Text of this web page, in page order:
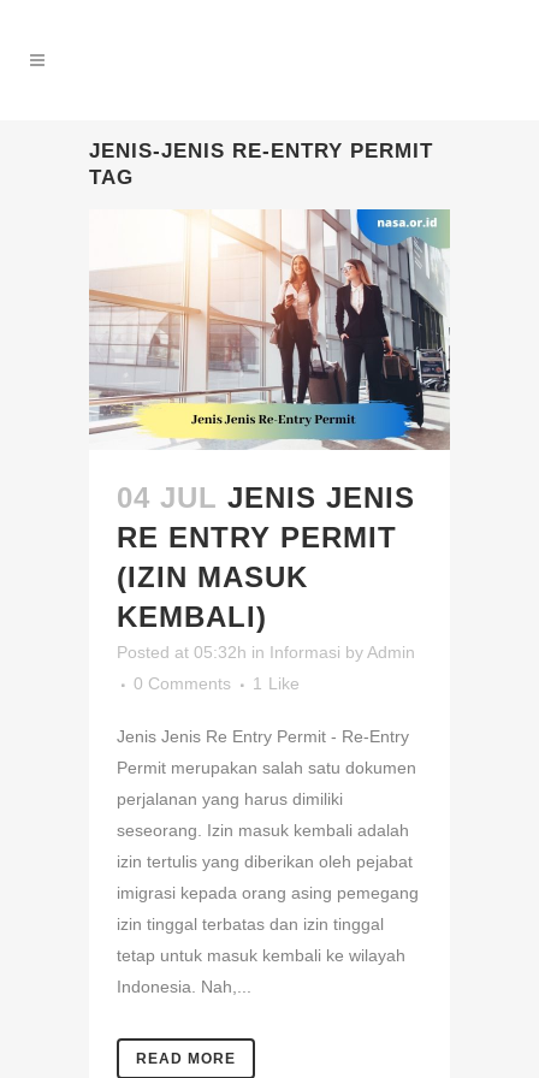
JENIS-JENIS RE-ENTRY PERMIT
TAG
04 JUL JENIS JENIS
RE ENTRY PERMIT
(IZIN MASUK
KEMBALI)
Posted at 05:32h in Informasi byAdmin
0 Comments
1 Like
Jenis Jenis Re Entry Permit - Re-Entry
Permit merupakan salah satu dokumen
perjalanan yang harus dimiliki
seseorang. Izin masuk kembali adalah
izin tertulis yang diberikan oleh pejabat
imigrasi kepada orang asing pemegang
izin tinggal terbatas dan izin tinggal
tetap untuk masuk kembali ke wilayah
Indonesia. Nah,...
READ MORE